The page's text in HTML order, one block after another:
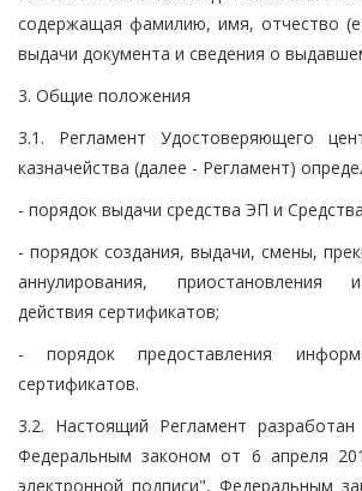
содержащая фамилию, имя, отчество
выдачи документа и сведения о
3. Общие положения
3.1. Регламент Удостоверяющего
казначейства (далее - Регламент)
- порядок выдачи средства ЭП и
- порядок создания, выдачи, смены,
аннулирования, приостановления
действия сертификатов;
- порядок предоставления
сертификатов.
3.2. Настоящий Регламент
Федеральным законом от 6 апреля
электронной подписи", Федеральным